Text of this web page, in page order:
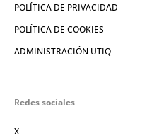
POLÍTICA DE PRIVACIDAD
POLÍTICA DE COOKIES
ADMINISTRACIÓN UTIQ
Redes sociales
X